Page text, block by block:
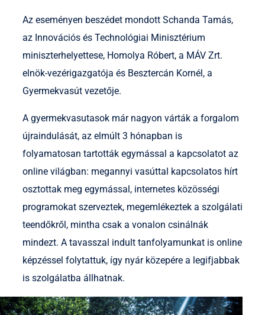
Az eseményen beszédet mondott Schanda Tamás,
az Innovációs és Technológiai Minisztérium
miniszterhelyettese, Homolya Róbert, a MÁV Zrt.
elnök-vezérigazgatója és Besztercán Kornél, a
Gyermekvasút vezetője.
A gyermekvasutasok már nagyon várták a forgalom
újraindulását, az elmúlt 3 hónapban is
folyamatosan tartották egymással a kapcsolatot az
online világban: megannyi vasúttal kapcsolatos hírt
osztottak meg egymással, internetes közösségi
programokat szerveztek, megemlékeztek a szolgálati
teendőkről, mintha csak a vonalon csinálnák
mindezt. A tavasszal indult tanfolyamunkat is online
képzéssel folytattuk, így nyár közepére a legifjabbak
is szolgálatba állhatnak.